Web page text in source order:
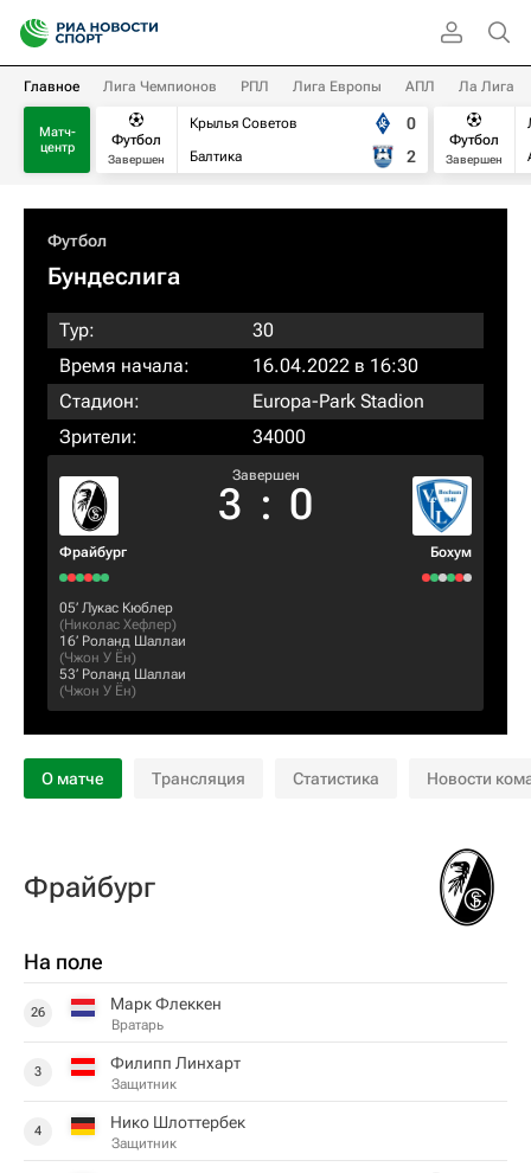
Главное Лига Чемпионов РПЛ Лига Европы АПЛ Ла Лига
Матч-
центр
Футбол
Завершен
Крылья Советов
Балтика
0
2
Футбол
Завершен
Футбол
Бундеслига
Тур:
30
Время начала:
16.04.2022 в 16:30
Стадион:
Europa-Park Stadion
Зрители:
34000
Фрайбург
Завершен
3 : 0
Бохум
05‎’‎ Лукас Кюблер
(Николас Хефлер)
16‎’‎ Роланд Шаллаи
(Чжон У Ён)
53‎’‎ Роланд Шаллаи
(Чжон У Ён)
О матче Трансляция Статистика Новости
Фрайбург
На поле
26 Марк Флеккен
Вратарь
3 Филипп Линхарт
Защитник
4 Нико Шлоттербек
Защитник